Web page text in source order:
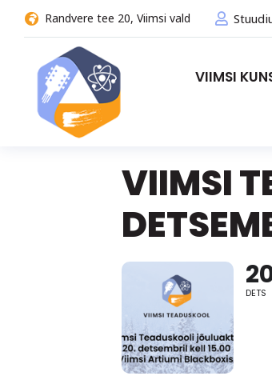
Randvere tee 20, Viimsi vald
VIIMSI
VIIMSI
DETS